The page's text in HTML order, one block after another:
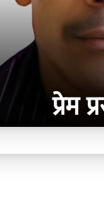
प्रेम